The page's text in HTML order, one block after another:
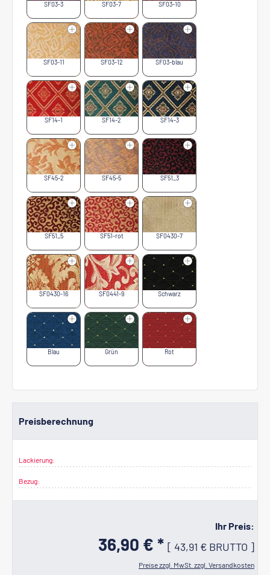
SF03-3 SF03-7 SF03-10
SF03-11 SF03-12 SF03-blau
SF14-1 SF14-2 SF14-3
SF45-2 SF45-5 SF51_3
SF51_5 SF51-rot SF0430-7
SF0430-16 SF0441-9 Schwarz
Blau Grün Rot
Preisberechnung
Lackierung:
Bezug:
Ihr Preis:
36,90 € * [ 43,91 € BRUTTO ]
Preise zzgl. MwSt. zzgl. Versandkosten